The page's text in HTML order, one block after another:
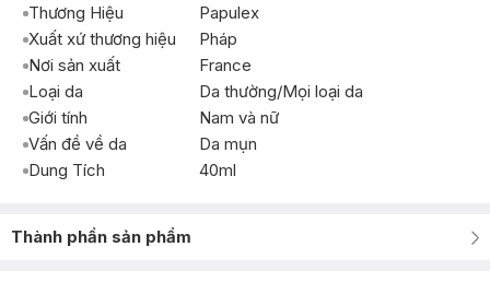
Thương Hiệu
Papulex
Xuất xứ thương hiệu
Pháp
Nơi sản xuất
France
Loại da
Da thường/Mọi loại da
Giới tính
Nam và nữ
Vấn đề về da
Da mụn
Dung Tích
40ml
Thành phần sản phẩm